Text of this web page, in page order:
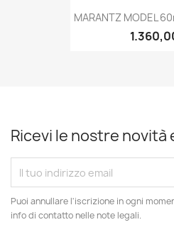
MARANTZ MODEL
Ricevi le nostre
Puoi annullare l'iscrizione in ogni
info di contatto nelle note legali.